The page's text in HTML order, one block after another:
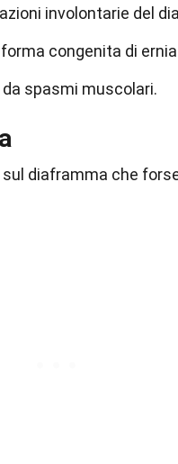
involontarie del
congenita di
spasmi muscolari.
diaframma che